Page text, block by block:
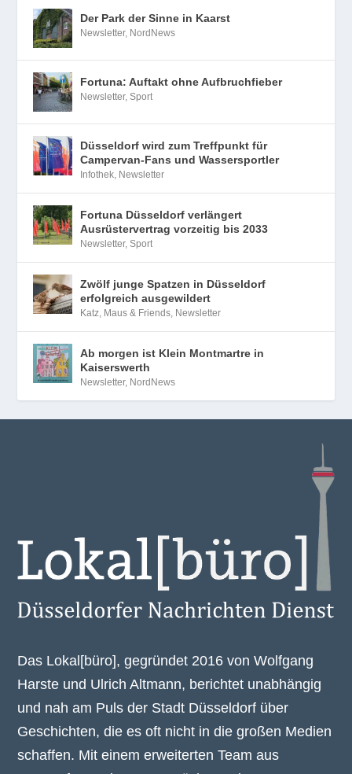
Der Park der Sinne in Kaarst
Newsletter, NordNews
Fortuna: Auftakt ohne Aufbruchfieber
Newsletter,Sport
Düsseldorf wird zum Treffpunkt für
Campervan-Fans und Wassersportler
Infothek, Newsletter
Fortuna Düsseldorf verlängert
Ausrüstervertrag vorzeitig bis 2033
Newsletter,Sport
Zwölf junge Spatzen in Düsseldorf
erfolgreich ausgewildert
Katz, Maus & Friends, Newsletter
Ab morgen ist Klein Montmartre in
Kaiserswerth
Newsletter, NordNews
Das Lokal[büro], gegründet 2016 von Wolfgang
Harste und Ulrich Altmann, berichtet unabhängig
und nah am Puls der Stadt Düsseldorf über
Geschichten, die es oft nicht in die großen Medien
schaffen. Mit einem erweiterten Team aus